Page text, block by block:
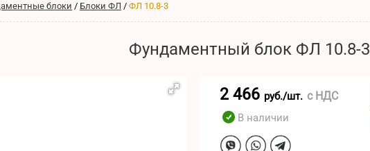
блоки / Блоки ФЛ / ФЛ 10.8-3
Фундаментный блок ФЛ 10.8-3
2 466 руб./шт. с НДС
В наличии